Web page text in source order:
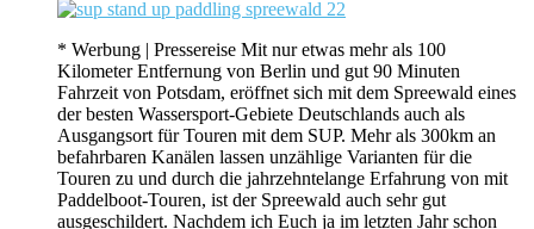
* Werbung | Pressereise Mit nur etwas mehr als 100
Kilometer Entfernung von Berlin und gut 90 Minuten
Fahrzeit von Potsdam, eröffnet sich mit dem Spreewald eines
der besten Wassersport-Gebiete Deutschlands auch als
Ausgangsort für Touren mit dem SUP. Mehr als 300km an
befahrbaren Kanälen lassen unzählige Varianten für die
Touren zu und durch die jahrzehntelange Erfahrung von mit
Paddelboot-Touren, ist der Spreewald auch sehr gut
ausgeschildert. Nachdem ich Euch ja im letzten Jahr schon